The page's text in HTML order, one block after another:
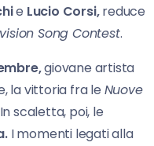
e Lucio Corsi,reduce
Song Contest.
giovane artista
la vittoria fra le Nuove
In scaletta, poi, le
I momenti legati alla